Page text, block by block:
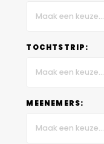
Maak een keuze...
TOCHTSTRIP:
Maak een keuze...
MEENEMERS:
Maak een keuze...